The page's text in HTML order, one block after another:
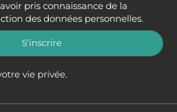
pris connaissance de la
des données personnelles.
S'inscrire
vie privée.